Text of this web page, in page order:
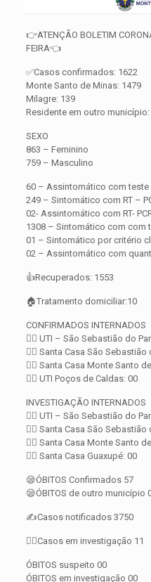
👉ATENÇÃO BOLETIM
FEIRA👈
✅Casos confirmados: 1622
Monte Santo de Minas: 1479
Milagre: 139
Residente em outro município:
SEXO
863 – Feminino
759 – Masculino
60 – Assintomático com teste
249 – Sintomático com RT –
02- Assintomático com RT-
1308 – Sintomático com com
01 – Sintomático por critério
02 – Assintomático com
👍Recuperados: 1553
🏠Tratamento domiciliar:10
CONFIRMADOS INTERNADOS
👨‍⚕️ UTI – São Sebastião do
👨‍⚕️ Santa Casa São Sebastião
👨‍⚕️ Santa Casa Monte Santo
👨‍⚕️ UTI Poços de Caldas: 00
INVESTIGAÇÃO INTERNADOS
👨‍⚕️ UTI – São Sebastião do
👨‍⚕️ Santa Casa São Sebastião
👨‍⚕️ Santa Casa Monte Santo
👨‍⚕️ Santa Casa Guaxupé: 00
😪ÓBITOS Confirmados 57
😪ÓBITOS de outro município
✍️Casos notificados 3750
🕵️‍♀️Casos em investigação 11
ÓBITOS suspeito 00
ÓBITOS em investigação 00